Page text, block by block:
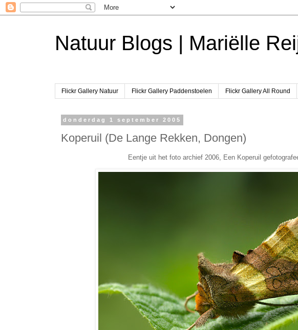
Natuur Blogs | Mariëlle
Flickr Gallery Natuur Flickr Gallery Paddenstoelen Flickr Gallery All Round
donderdag 1 september 2005
Koperuil (De Lange Rekken, Dongen)
Eentje uit het foto archief 2006, Een Koperuil